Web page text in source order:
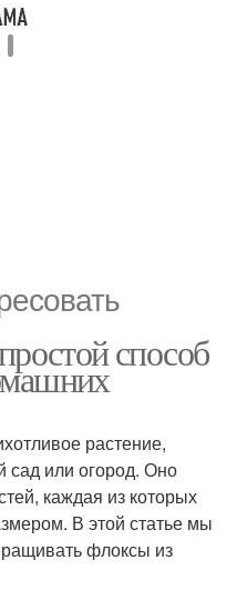
способ
растение,
сад или огород. Оно
каждая из которых
В этой статье мы
флоксы из